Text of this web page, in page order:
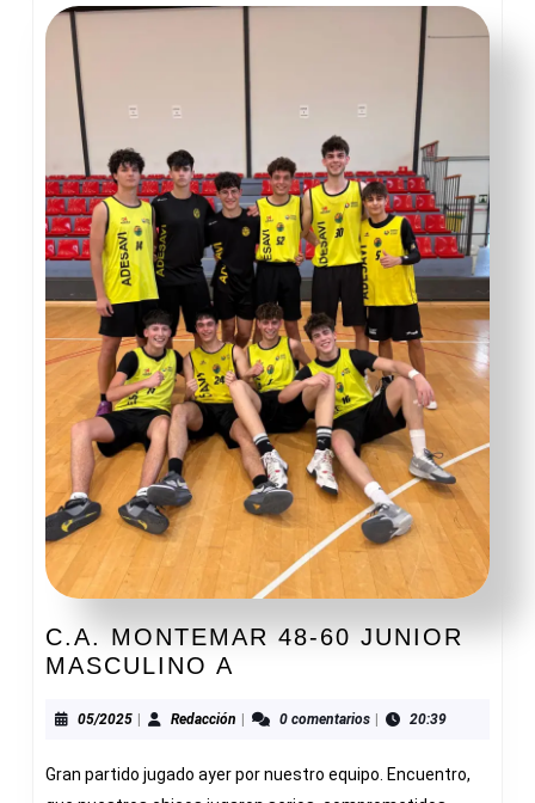
C.A. MONTEMAR 48-60 JUNIOR
MASCULINO A
48-
JUNIOR
05/202505/2025Redacción Redacción0 comentarios 20:39
Gran partido jugado ayer por nuestro equipo. Encuentro,